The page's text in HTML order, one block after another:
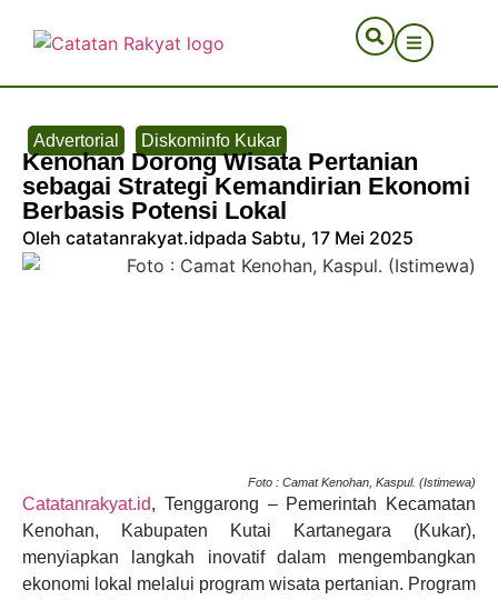
Advertorial Diskominfo Kukar
Kenohan Dorong Wisata Pertanian
sebagai Strategi Kemandirian Ekonomi
Berbasis Potensi Lokal
Oleh catatanrakyat.idpada Sabtu, 17 Mei 2025
Foto : Camat Kenohan, Kaspul. (Istimewa)
Catatanrakyat.id, Tenggarong – Pemerintah Kecamatan
Kenohan, Kabupaten Kutai Kartanegara (Kukar),
menyiapkan langkah inovatif dalam mengembangkan
ekonomi lokal melalui program wisata pertanian. Program